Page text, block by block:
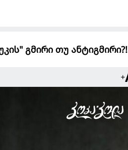
გმირი თუ ანტიგმირი?!
+